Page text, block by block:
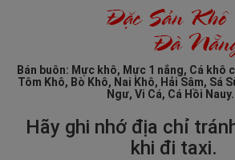
Bán buôn: Mực khô, Mực 1 nắng, Cá khô
Tôm Khô, Bò Khô, Nai Khô, Hải Sâm, Sá
Ngư, Vi Cá, Cá Hồi
Hãy ghi nhớ địa chỉ
khi đi taxi.